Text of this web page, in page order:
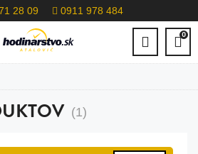
28 09 0911 978 484
0
(1)